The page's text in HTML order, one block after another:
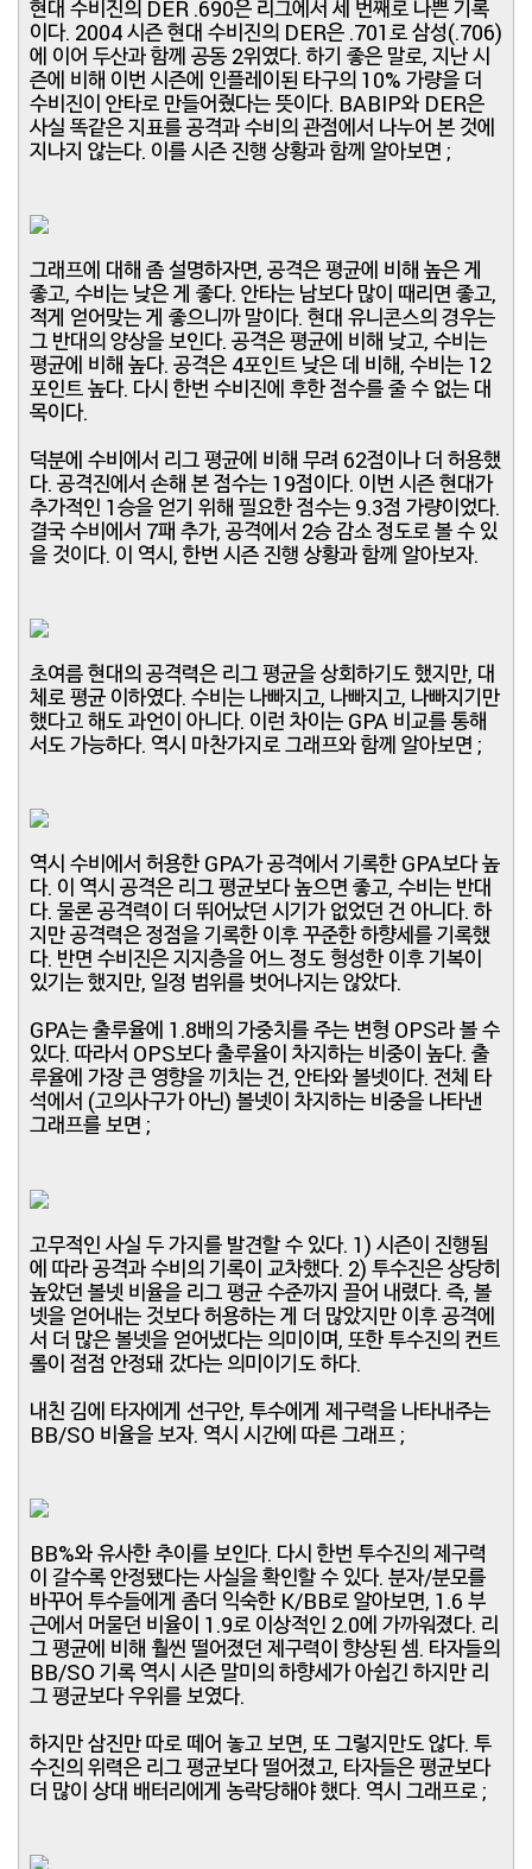
현대 수비진의 DER .690은 리그에서 세 번째로 나쁜 기록
이다. 2004 시즌 현대 수비진의 DER은 .701로 삼성(.706)
에 이어 두산과 함께 공동 2위였다. 하기 좋은 말로, 지난 시
즌에 비해 이번 시즌에 인플레이된 타구의 10% 가량을 더
수비진이 안타로 만들어줬다는 뜻이다. BABIP와 DER은
사실 똑같은 지표를 공격과 수비의 관점에서 나누어 본 것에
지나지 않는다. 이를 시즌 진행 상황과 함께 알아보면 ;
그래프에 대해 좀 설명하자면, 공격은 평균에 비해 높은 게
좋고, 수비는 낮은 게 좋다. 안타는 남보다 많이 때리면 좋고,
적게 얻어맞는 게 좋으니까 말이다. 현대 유니콘스의 경우는
그 반대의 양상을 보인다. 공격은 평균에 비해 낮고, 수비는
평균에 비해 높다. 공격은 4포인트 낮은 데 비해, 수비는 12
포인트 높다. 다시 한번 수비진에 후한 점수를 줄 수 없는 대
목이다.
덕분에 수비에서 리그 평균에 비해 무려 62점이나 더 허용했
다. 공격진에서 손해 본 점수는 19점이다. 이번 시즌 현대가
추가적인 1승을 얻기 위해 필요한 점수는 9.3점 가량이었다.
결국 수비에서 7패 추가, 공격에서 2승 감소 정도로 볼 수 있
을 것이다. 이 역시, 한번 시즌 진행 상황과 함께 알아보자.
초여름 현대의 공격력은 리그 평균을 상회하기도 했지만, 대
체로 평균 이하였다. 수비는 나빠지고, 나빠지고, 나빠지기만
했다고 해도 과언이 아니다. 이런 차이는 GPA 비교를 통해
서도 가능하다. 역시 마찬가지로 그래프와 함께 알아보면 ;
역시 수비에서 허용한 GPA가 공격에서 기록한 GPA보다 높
다. 이 역시 공격은 리그 평균보다 높으면 좋고, 수비는 반대
다. 물론 공격력이 더 뛰어났던 시기가 없었던 건 아니다. 하
지만 공격력은 정점을 기록한 이후 꾸준한 하향세를 기록했
다. 반면 수비진은 지지층을 어느 정도 형성한 이후 기복이
있기는 했지만, 일정 범위를 벗어나지는 않았다.
GPA는 출루율에 1.8배의 가중치를 주는 변형 OPS라 볼 수
있다. 따라서 OPS보다 출루율이 차지하는 비중이 높다. 출
루율에 가장 큰 영향을 끼치는 건, 안타와 볼넷이다. 전체 타
석에서 (고의사구가 아닌) 볼넷이 차지하는 비중을 나타낸
그래프를 보면 ;
고무적인 사실 두 가지를 발견할 수 있다. 1) 시즌이 진행됨
에 따라 공격과 수비의 기록이 교차했다. 2) 투수진은 상당히
높았던 볼넷 비율을 리그 평균 수준까지 끌어 내렸다. 즉, 볼
넷을 얻어내는 것보다 허용하는 게 더 많았지만 이후 공격에
서 더 많은 볼넷을 얻어냈다는 의미이며, 또한 투수진의 컨트
롤이 점점 안정돼 갔다는 의미이기도 하다.
내친 김에 타자에게 선구안, 투수에게 제구력을 나타내주는
BB/SO 비율을 보자. 역시 시간에 따른 그래프 ;
BB%와 유사한 추이를 보인다. 다시 한번 투수진의 제구력
이 갈수록 안정됐다는 사실을 확인할 수 있다. 분자/분모를
바꾸어 투수들에게 좀더 익숙한 K/BB로 알아보면, 1.6 부
근에서 머물던 비율이 1.9로 이상적인 2.0에 가까워졌다. 리
그 평균에 비해 훨씬 떨어졌던 제구력이 향상된 셈. 타자들의
BB/SO 기록 역시 시즌 말미의 하향세가 아쉽긴 하지만 리
그 평균보다 우위를 보였다.
하지만 삼진만 따로 떼어 놓고 보면, 또 그렇지만도 않다. 투
수진의 위력은 리그 평균보다 떨어졌고, 타자들은 평균보다
더 많이 상대 배터리에게 농락당해야 했다. 역시 그래프로 ;